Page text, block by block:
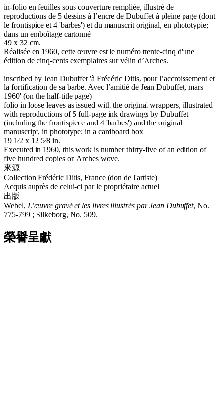
in-folio en feuilles sous couverture rempliée, illustré de
reproductions de 5 dessins à l’encre de Dubuffet à pleine page (dont
le frontispice et 4 'barbes') et du manuscrit original, en phototypie;
dans un emboîtage cartonné
49 x 32 cm.
Réalisée en 1960, cette œuvre est le numéro trente-cinq d'une
édition de cinq-cents exemplaires sur vélin d’Arches.
inscribed by Jean Dubuffet 'à Frédéric Ditis, pour l’accroissement et
la fortification de sa barbe. Avec l’amitié de Jean Dubuffet, mars
1960' (on the half-title page)
folio in loose leaves as issued with the original wrappers, illustrated
with reproductions of 5 full-page ink drawings by Dubuffet
(including the frontispiece and 4 'barbes') and the original
manuscript, in phototype; in a cardboard box
19 1⁄2 x 12 5⁄8 in.
Executed in 1960, this work is number thirty-five of an edition of
five hundred copies on Arches wove.
來源
Collection Frédéric Ditis, France (don de l'artiste)
Acquis auprès de celui-ci par le propriétaire actuel
出版
Webel, L’œuvre gravé et les livres illustrés par Jean Dubuffet, No.
775-799 ; Silkeborg, No. 509.
榮譽呈獻